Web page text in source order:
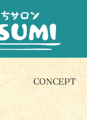
CONCEPT